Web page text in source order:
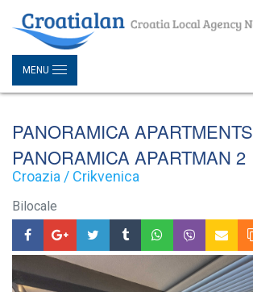
MENU
PANORAMICA APARTMENTS
PANORAMICA APARTMAN 2
Croazia / Crikvenica
Bilocale